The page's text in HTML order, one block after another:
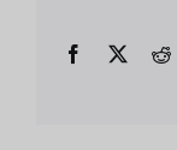
Facebook
X